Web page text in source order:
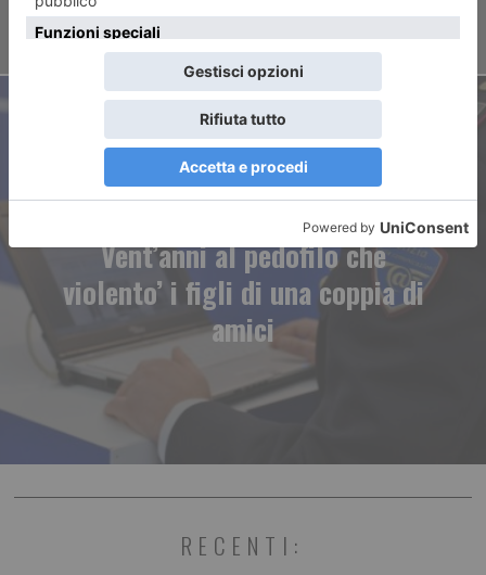
ARTICOLO SUCCESSIVO
Vent’anni al pedofilo che
violento’ i figli di una coppia di
amici
RECENTI: